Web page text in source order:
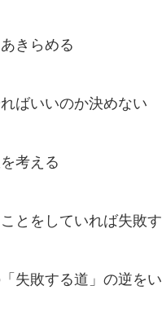
きらめる
ばいいのか決めない
考える
とをしていれば失敗
失敗する道」の逆を